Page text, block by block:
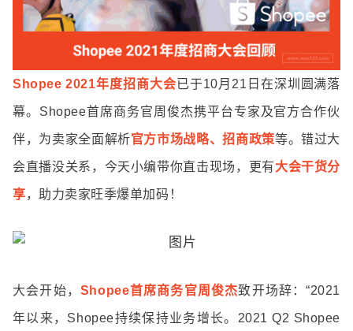
Shopee 2021年度招商大会已于10月21日在深圳圆满落
幕。Shopee首席商务官周俊杰携平台专家及官方合作伙
伴，为卖家全面解析官方市场战略、招商政策等。错过大
会直播没关系，今天小编带你直击现场，更有大会干货分
享，助力卖家旺季爆单加码！
大会开始， Shopee首席商务官周俊杰致开场辞：“2021
年以来，Shopee持续保持业务增长。2021 Q2 Shopee